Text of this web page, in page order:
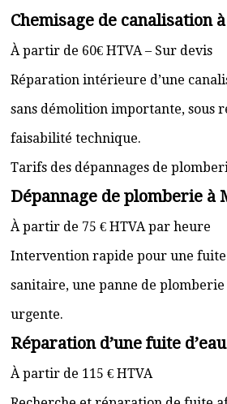
Chemisage de canalisation
À partir de 60€ HTVA – Sur devis
Réparation intérieure d’une
sans démolition importante, sous
faisabilité technique.
Tarifs des dépannages de
Dépannage de plomberie à
À partir de 75 € HTVA par heure
Intervention rapide pour une fuite
sanitaire, une panne de
urgente.
Réparation d’une fuite d’eau
À partir de 115 € HTVA